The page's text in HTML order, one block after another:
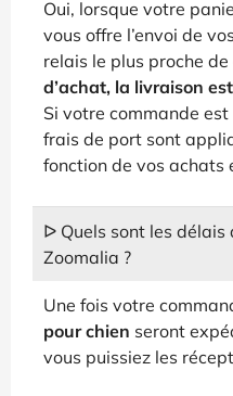
Oui, lorsque votre
vous offre l’envoi de
relais le plus proche de
d’achat, la livraison
Si votre commande
frais de port sont
fonction de vos achats
ᐅ Quels sont les délais
Zoomalia ?
Une fois votre
pour chien seront
vous puissiez les